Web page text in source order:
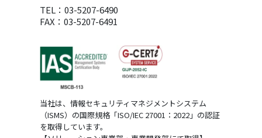
TEL：03-5207-6490
FAX：03-5207-6491
当社は、情報セキュリティマネジメントシステム
（ISMS）の国際規格「ISO/IEC 27001：2022」の認証
を取得しています。